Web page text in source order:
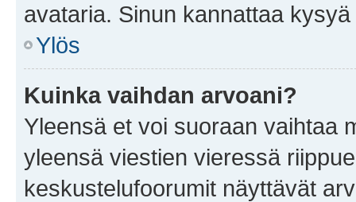
avataria. Sinun kannattaa
Ylös
Kuinka vaihdan arvoani?
Yleensä et voi suoraan vaihtaa
yleensä viestien vieressä
keskustelufoorumit näyttävät